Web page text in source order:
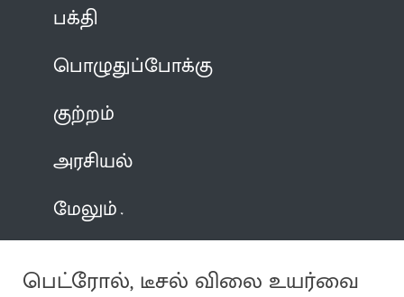
பக்தி
பொழுதுப்போக்கு
குற்றம்
அரசியல்
மேலும்
பெட்ரோல், டீசல் விலை உயர்வை